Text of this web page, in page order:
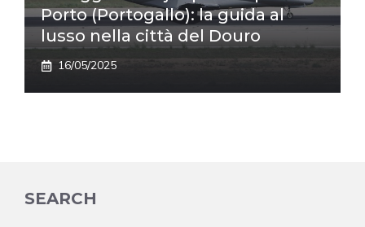
Porto (Portogallo): la guida al
lusso nella città del Douro
16/05/2025
SEARCH